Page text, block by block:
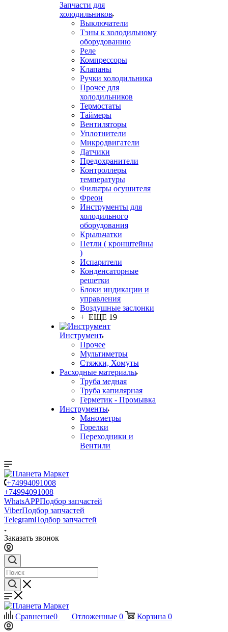
Запчасти для
холодильников
Выключатели
Тэны к холодильному
оборудованию
Реле
Компрессоры
Клапаны
Ручки холодильника
Прочее для
холодильников
Термостаты
Таймеры
Вентиляторы
Уплотнители
Микродвигатели
Датчики
Предохранители
Контроллеры
температуры
Фильтры осушителя
Фреон
Инструменты для
холодильного
оборудования
Крыльчатки
Петли ( кронштейны
)
Испарители
Конденсаторные
решетки
Блоки индикации и
управления
Воздушные заслонки
+ ЕЩЕ 19
Инструмент
Прочее
Мультиметры
Стяжки, Хомуты
Расходные материалы
Труба медная
Труба капилярная
Герметик - Промывка
Инструменты
Манометры
Горелки
Переходники и
Вентили
+74994091008
+74994091008
WhatsAPPПодбор запчастей
ViberПодбор запчастей
TelegramПодбор запчастей
Заказать звонок
Сравнение0 Отложенные 0 Корзина 0